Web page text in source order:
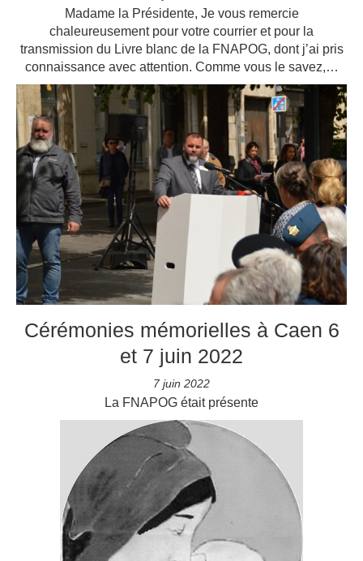
Madame la Présidente, Je vous remercie
chaleureusement pour votre courrier et pour la
transmission du Livre blanc de la FNAPOG, dont j’ai pris
connaissance avec attention. Comme vous le savez,…
Cérémonies mémorielles à Caen 6
et 7 juin 2022
7 juin 2022
La FNAPOG était présente